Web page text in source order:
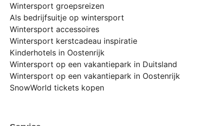
Wintersport groepsreizen
Als bedrijfsuitje op wintersport
Wintersport accessoires
Wintersport kerstcadeau inspiratie
Kinderhotels in Oostenrijk
Wintersport op een vakantiepark in Duitsland
Wintersport op een vakantiepark in Oostenrijk
SnowWorld tickets kopen